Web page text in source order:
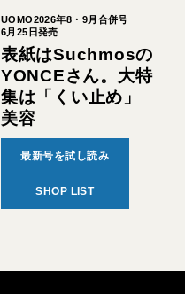
UOMO2026年8・9月合併号
6月25日発売
表紙はSuchmosの
YONCEさん。大特
集は「くい止め」
美容
最新号を試し読み
SHOP LIST